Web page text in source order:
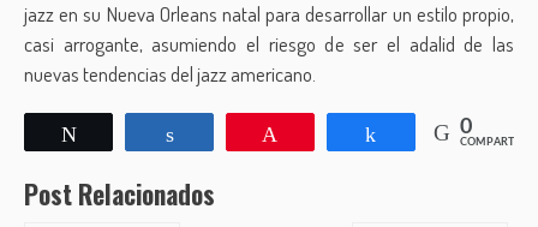
jazz en su Nueva Orleans natal para desarrollar un estilo propio,
casi arrogante, asumiendo el riesgo de ser el adalid de las
nuevas tendencias del jazz americano.
Compartir Compartir
0
COMPARTIR
Post Relacionados